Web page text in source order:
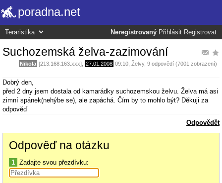
poradna.net
Neregistrovaný Přihlásit Registrovat
Suchozemská želva-zazimování
Nikola [213.168.163.xxx], 27.01.2008 09:10 Želvy, 9 odpovědí (7001 zobrazení)
Dobrý den,
před 2 dny jsem dostala od kamarádky suchozemskou želvu. Želva má asi
zimní spánek(nehýbe se), ale zapáchá. Čím by to mohlo být? Děkuji za
odpověď
Odpovědět
Odpověď na otázku
1 Zadajte svou přezdívku: